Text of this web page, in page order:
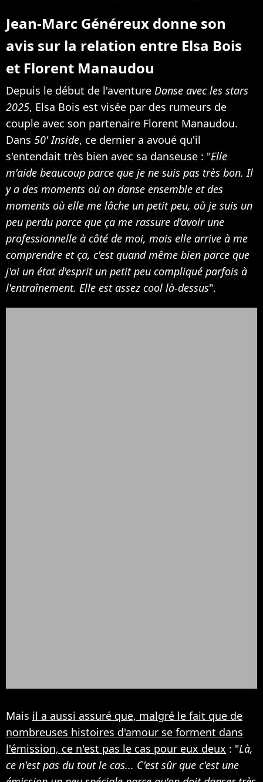
Jean-Marc Généreux donne son
avis sur la relation entre Elsa Bois
et Florent Manaudou
Depuis le début de l'aventure Danse avec les stars
2025, Elsa Bois est visée par des rumeurs de
couple avec son partenaire Florent Manaudou.
Dans 50' Inside, ce dernier a avoué qu'il
s'entendait très bien avec sa danseuse : "Elle
m'aide beaucoup parce que je ne suis pas très bon. Il
y a des moments où on danse ensemble et des
moments où elle me lâche un petit peu, où je suis un
peu perdu parce que ça me rassure d'avoir une
professionnelle à côté de moi, mais elle arrive à me
comprendre et ça, c'est quand même bien parce que
j'ai un état d'esprit un petit peu compliqué parfois à
l'entraînement. Elle est assez cool là-dessus".
Mais il a aussi assuré que, malgré le fait que de
nombreuses histoires d'amour se forment dans
l'émission, ce n'est pas le cas pour eux deux : "Là,
ce n'est pas du tout le cas... C'est sûr que c'est une